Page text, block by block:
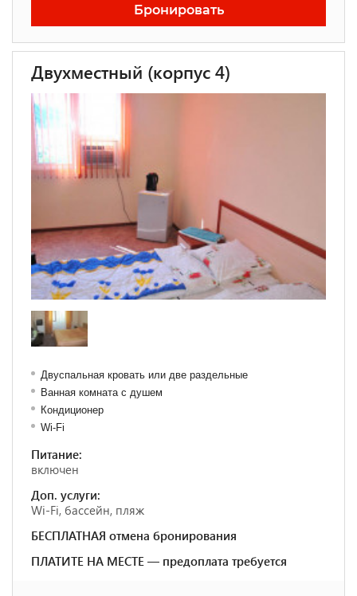
Бронировать
Двухместный (корпус 4)
Двуспальная кровать или две раздельные
Ванная комната с душем
Кондиционер
Wi-Fi
Питание:
включен
Доп. услуги:
Wi-Fi, бассейн, пляж
БЕСПЛАТНАЯ отмена бронирования
ПЛАТИТЕ НА МЕСТЕ — предоплата требуется